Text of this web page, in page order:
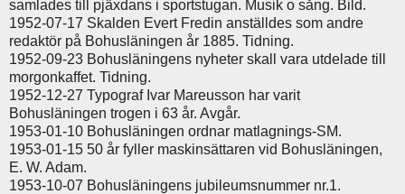
samlades till pjäxdans i sportstugan. Musik o sång. Bild.
1952-07-17 Skalden Evert Fredin anställdes som andre
redaktör på Bohusläningen år 1885. Tidning.
1952-09-23 Bohusläningens nyheter skall vara utdelade till
morgonkaffet. Tidning.
1952-12-27 Typograf Ivar Mareusson har varit
Bohusläningen trogen i 63 år. Avgår.
1953-01-10 Bohusläningen ordnar matlagnings-SM.
1953-01-15 50 år fyller maskinsättaren vid Bohusläningen,
E. W. Adam.
1953-10-07 Bohusläningens jubileumsnummer nr.1.